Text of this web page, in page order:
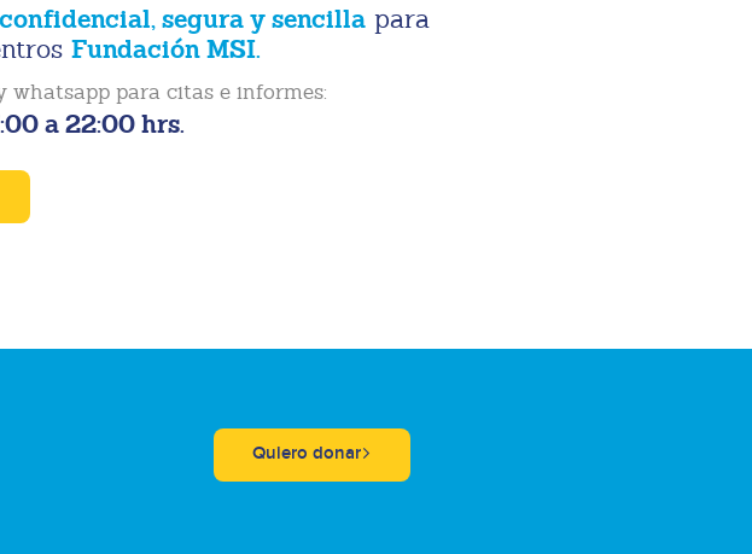
confidencial, segura y sencillapara
Fundación MSI.
para citas e informes:
a 22:00 hrs.
Quiero donar